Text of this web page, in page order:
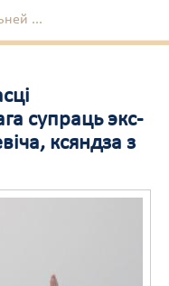
...
супраць экс-
ксяндза з